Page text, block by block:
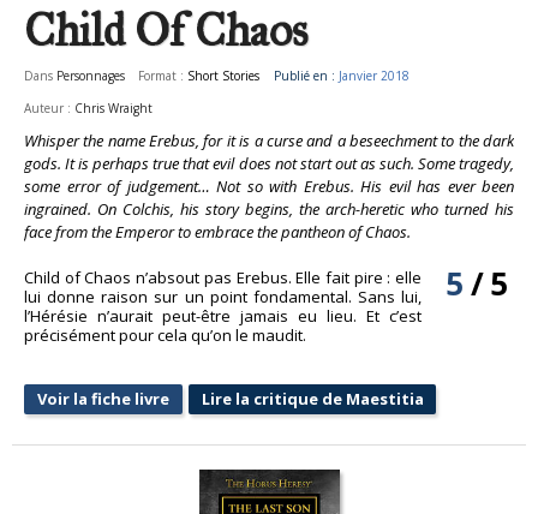
Child Of Chaos
Dans Personnages Format : Short Stories Publié en : Janvier 2018
Auteur : Chris Wraight
Whisper the name Erebus, for it is a curse and a beseechment to the dark
gods. It is perhaps true that evil does not start out as such. Some tragedy,
some error of judgement… Not so with Erebus. His evil has ever been
ingrained. On Colchis, his story begins, the arch-heretic who turned his
face from the Emperor to embrace the pantheon of Chaos.
5/5
Child of Chaos n’absout pas Erebus. Elle fait pire : elle
lui donne raison sur un point fondamental. Sans lui,
l’Hérésie n’aurait peut-être jamais eu lieu. Et c’est
précisément pour cela qu’on le maudit.
Voir la fiche livre Lire la critique de Maestitia